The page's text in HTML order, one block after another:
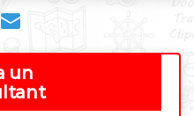
un